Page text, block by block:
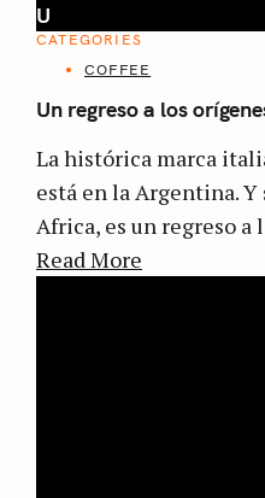
U
CATEGORIES
COFFEE
Un regreso a los
La histórica marca
está en la Argentina.
Africa, es un regreso a
Read More